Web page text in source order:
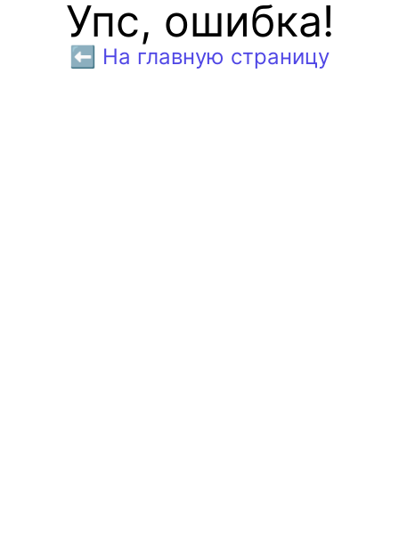
Упс, ошибка!
⬅️ На главную страницу